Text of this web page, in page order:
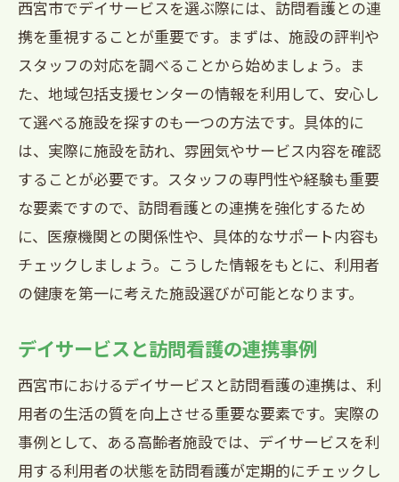
西宮市でデイサービスを選ぶ際には、訪問看護との連
携を重視することが重要です。まずは、施設の評判や
スタッフの対応を調べることから始めましょう。ま
た、地域包括支援センターの情報を利用して、安心し
て選べる施設を探すのも一つの方法です。具体的に
は、実際に施設を訪れ、雰囲気やサービス内容を確認
することが必要です。スタッフの専門性や経験も重要
な要素ですので、訪問看護との連携を強化するため
に、医療機関との関係性や、具体的なサポート内容も
チェックしましょう。こうした情報をもとに、利用者
の健康を第一に考えた施設選びが可能となります。
デイサービスと訪問看護の連携事例
西宮市におけるデイサービスと訪問看護の連携は、利
用者の生活の質を向上させる重要な要素です。実際の
事例として、ある高齢者施設では、デイサービスを利
用する利用者の状態を訪問看護が定期的にチェックし